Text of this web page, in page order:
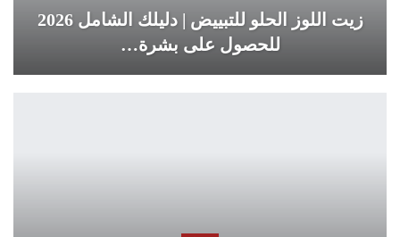
زيت اللوز الحلو للتبييض | دليلك الشامل 2026
للحصول على بشرة…